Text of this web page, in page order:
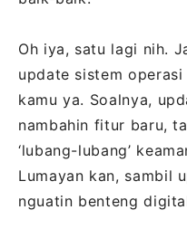
Oh iya, satu lagi nih.
update sistem
kamu ya. Soalnya,
nambahin fitur baru,
‘lubang-lubang’
Lumayan kan, sambil
nguatin benteng